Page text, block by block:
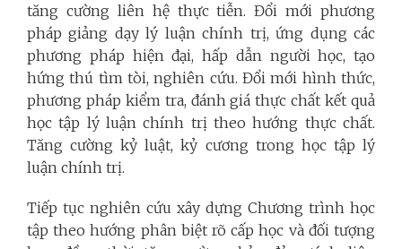
tăng cường liên hệ thực tiễn. Đổi mới phương
pháp giảng dạy lý luận chính trị, ứng dụng các
phương pháp hiện đại, hấp dẫn người học, tạo
hứng thú tìm tòi, nghiên cứu. Đổi mới hình thức,
phương pháp kiểm tra, đánh giá thực chất kết quả
học tập lý luận chính trị theo hướng thực chất.
Tăng cường kỷ luật, kỷ cương trong học tập lý
luận chính trị.
Tiếp tục nghiên cứu xây dựng Chương trình học
tập theo hướng phân biệt rõ cấp học và đối tượng